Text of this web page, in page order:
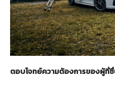
ตอบโจทย์ความต้องการของผู้ที่